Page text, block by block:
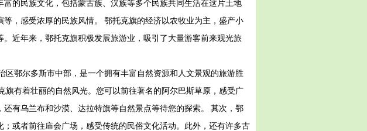
的民族文化，包括蒙古族、汉族等多个民族共同生活在这片土地
，感受浓厚的民族风情。 鄂托克旗的经济以农牧业为主，盛产小
近年来，鄂托克旗积极发展旅游业，吸引了大量游客前来观光旅
鄂尔多斯市中部，是一个拥有丰富自然资源和人文景观的旅游胜
有着壮丽的自然风光。您可以前往著名的阿尔巴斯草原，感受广
有乌兰布和沙漠、达拉特旗等自然景点等待您的探索。 其次，鄂
或者前往庙会广场，感受传统的民俗文化活动。此外，还有许多古